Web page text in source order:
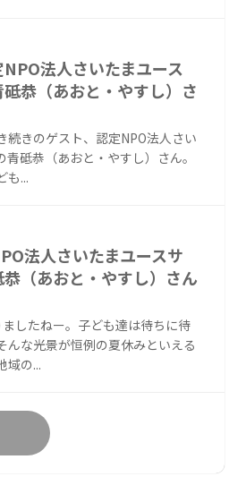
法人さいたまユース
恭（あおと・やすし）さ
続きのゲスト、認定NPO法人さい
砥恭（あおと・やすし）さん。
も...
法人さいたまユースサ
（あおと・やすし）さん
したねー。子ども達は待ちに待
な光景が恒例の夏休みといえる
域の...